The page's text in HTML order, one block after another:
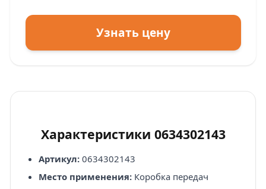
Узнать цену
Характеристики 0634302143
Артикул:0634302143
Место применения:Коробка передач